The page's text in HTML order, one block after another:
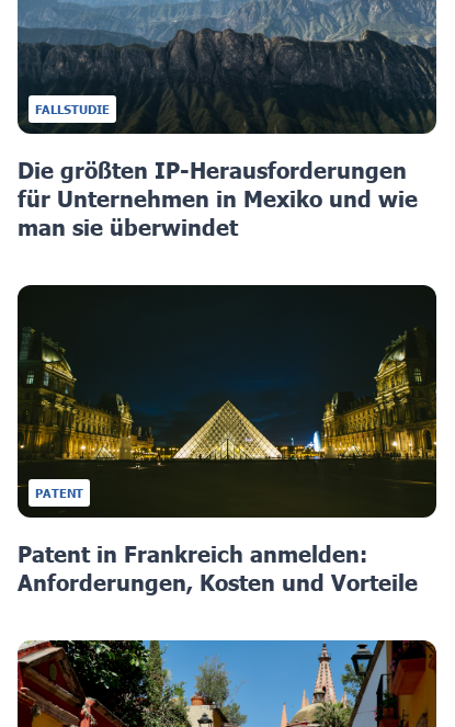
FALLSTUDIE
Die größten IP-Herausforderungen
für Unternehmen in Mexiko und wie
man sie überwindet
PATENT
Patent in Frankreich anmelden:
Anforderungen, Kosten und Vorteile